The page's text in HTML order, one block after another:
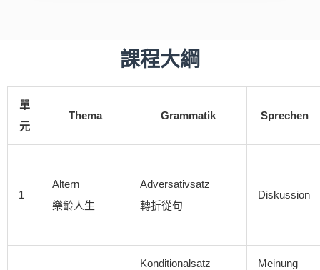
課程大綱
單
元
Thema Grammatik Sprechen
1
Altern
樂齡人生
Adversativsatz
轉折從句
Diskussion
Konditionalsatz
Meinung